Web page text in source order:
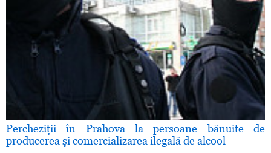
Percheziţii în Prahova la persoane bănuite de
producerea şi comercializarea ilegală de alcool